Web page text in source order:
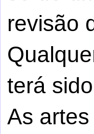
revisão
terá
As